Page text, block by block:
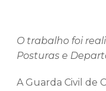
O trabalho foi
Posturas e
A Guarda Civil de